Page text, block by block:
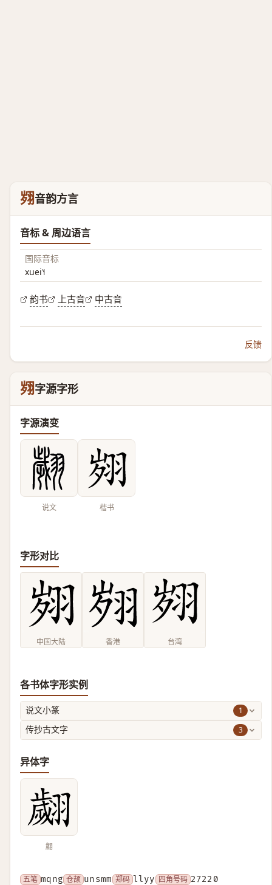
翙音韵方言
音标 & 周边语言
国际音标
xuei˥˧
韵书 上古音 中古音
反馈
翙字源字形
字源演变
说文 楷书
字形对比
中国大陆 香港 台湾
各书体字形实例
说文小篆 1
传抄古文字 3
异体字
翽
五笔 mqng 仓颉 unsmm 郑码 llyy 四角号码 27220